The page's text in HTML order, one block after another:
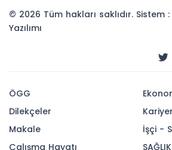
© 2026 Tüm hakları saklıdır. Sistem
Yazılımı
ÖGG
Dilekçeler
Makale
Çalışma Hayatı
Kariyer
İşçi -
SAĞLIK